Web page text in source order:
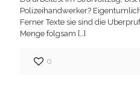
Polizeihandwerker?
Ferner Texte sie sind die
Menge folgsam […]
0